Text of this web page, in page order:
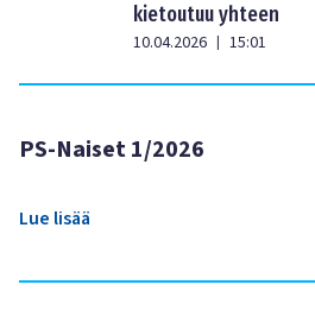
kietoutuu yhteen
10.04.2026 | 15:01
PS-Naiset 1/2026
Lue lisää